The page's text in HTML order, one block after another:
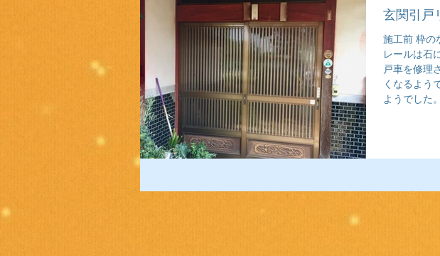
玄関引戸
施工前 枠の
レールは石
戸車を修理
くなるよう
ようでした